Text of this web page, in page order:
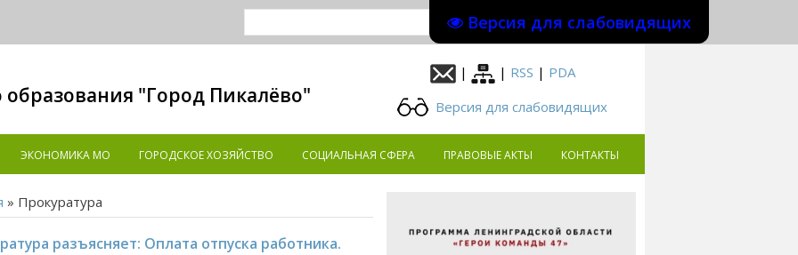
Версия для слабовидящих
"Город Пикалёво"
| | RSS | PDA
Версия для слабовидящих
ЭКОНОМИКА MO ГОРОДСКОЕ ХОЗЯЙСТВО СОЦИАЛЬНАЯ СФЕРА ПРАВОВЫЕ АКТЫ КОНТАКТЫ
» Прокуратура
разъясняет: Оплата отпуска работника.